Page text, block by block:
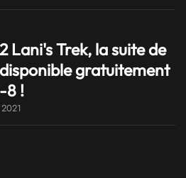
Lani's Trek, la suite de
gratuitement
8 !